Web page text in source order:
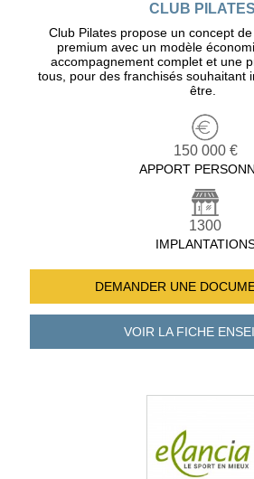
CLUB PILATES
Club Pilates propose un concept
premium avec un modèle
accompagnement complet et une
tous, pour des franchisés souhaitant
être.
150 000 €
APPORT
1300
DEMANDER UNE
VOIR LA FICHE